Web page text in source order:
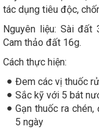
tác dụng tiêu độc,
Nguyên liệu: Sài
Cam thảo đất 16g.
Cách thực hiện:
Đem các vị thuốc
Sắc kỹ với 5 bát
Gạn thuốc ra
5 ngày